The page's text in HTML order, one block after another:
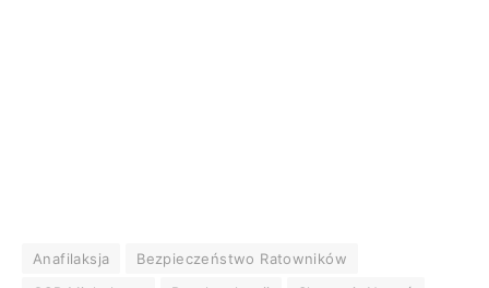
Anafilaksja
Bezpieczeństwo Ratowników